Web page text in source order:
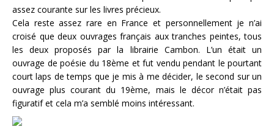
assez courante sur les livres précieux.
Cela reste assez rare en France et personnellement je n’ai
croisé que deux ouvrages français aux tranches peintes, tous
les deux proposés par la librairie Cambon. L’un était un
ouvrage de poésie du 18ème et fut vendu pendant le pourtant
court laps de temps que je mis à me décider, le second sur un
ouvrage plus courant du 19ème, mais le décor n’était pas
figuratif et cela m’a semblé moins intéressant.